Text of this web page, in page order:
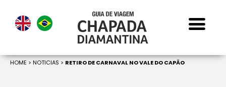
HOME > NOTICIAS > RETIRO DE CARNAVAL NO VALE DO CAPÃO